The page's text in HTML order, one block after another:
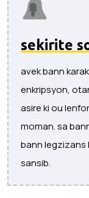
sekirite
avek bann
enkripsyon,
asire ki ou
moman. sa
bann
sansib.